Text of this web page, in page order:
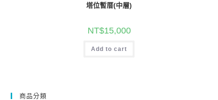
塔位暫厝(中層)
NT$15,000
Add to cart
商品分類